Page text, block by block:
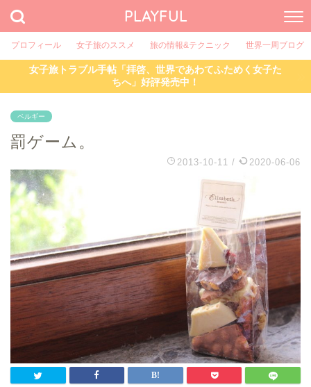
PLAYFUL
プロフィール 女子旅のススメ 旅の情報&テクニック 世界一周ブログ
女子旅トラブル手帖「拝啓、世界であわてふためく女子た
ちへ」好評発売中！
ベルギー
罰ゲーム。
2013-10-11 / 2020-06-06